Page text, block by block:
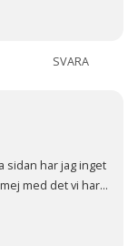
SVARA
sidan har jag inget
med det vi har…